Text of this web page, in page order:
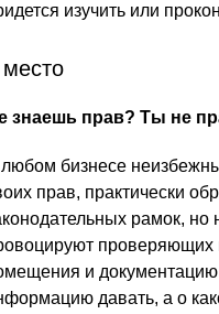
изучить или
знаешь прав? Ты не
бизнесе
прав, практически
рамок,
проверяющих
и документацию
давать, а о